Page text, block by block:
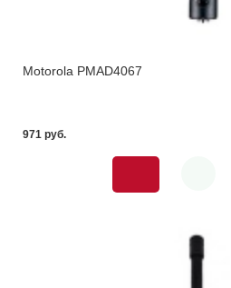
Motorola PMAD4067
971 pуб.